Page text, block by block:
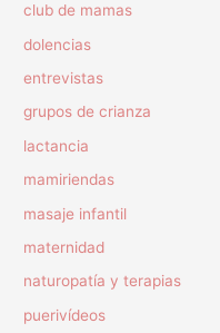
club de mamas
dolencias
entrevistas
grupos de crianza
lactancia
mamiriendas
masaje infantil
maternidad
naturopatía y terapias
puerivídeos